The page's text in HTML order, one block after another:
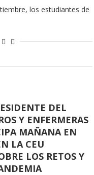
los estudiantes de
DEL
Y ENFERMERAS
MAÑANA EN
LA CEU
LOS RETOS Y